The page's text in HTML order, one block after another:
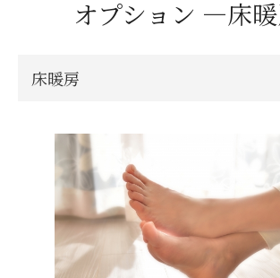
オプション ―床
床暖房